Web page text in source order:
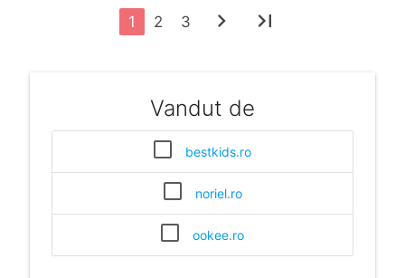
1 2 3 chevron_right last_page
Vandut de
bestkids.ro
noriel.ro
ookee.ro